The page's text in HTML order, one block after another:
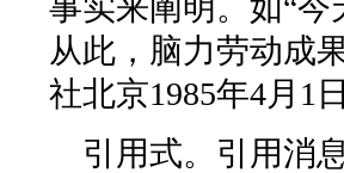
事实来阐明。如“
从此，脑力劳动成
社北京1985年4月1
引用式。引用消